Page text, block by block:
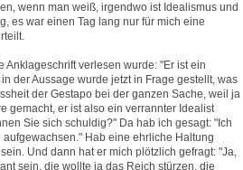
wenn man weiß, irgendwo ist Idealismus und
es war einen Tag lang nur für mich eine
Anklageschrift verlesen wurde: "Er ist ein
der Aussage wurde jetzt in Frage gestellt, was
der Gestapo bei der ganzen Sache, weil ja
gemacht, er ist also ein verrannter Idealist
Sie sich schuldig?" Da hab ich gesagt: "Ich
Hab eine ehrliche Haltung
Und dann hat er mich plötzlich gefragt: "Ja,
sein, die wollte ja das Reich stürzen, die